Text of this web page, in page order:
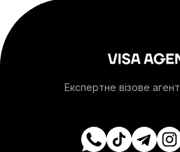
Експертне візове